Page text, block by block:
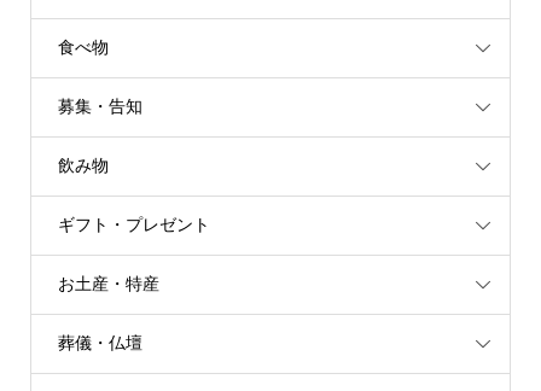
食べ物
募集・告知
飲み物
ギフト・プレゼント
お土産・特産
葬儀・仏壇